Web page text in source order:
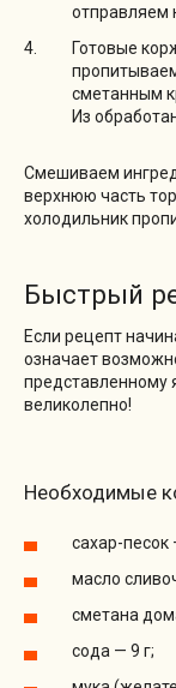
отправляем
Готовые
сметанным
Из
Смешиваем
верхнюю часть
холодильник
Быстрый
Если рецепт
означает
представленному
великолепно!
Необходимые
сахар-песок
масло
сметана
сода — 9 г;